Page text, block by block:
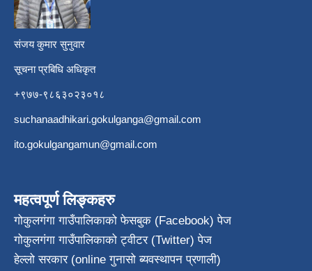
संजय कुमार सुनुवार
सूचना प्रबिधि अधिकृत
+९७७-९८६३०२३०१८
suchanaadhikari.gokulganga@gmail.com
ito.gokulgangamun@gmail.com
महत्वपूर्ण लिङ्कहरु
गोकुलगंगा गाउँपालिकाको फेसबुक (Facebook) पेज
गोकुलगंगा गाउँपालिकाको ट्वीटर (Twitter) पेज
हेल्लो सरकार (online गुनासो ब्यवस्थापन प्रणाली)